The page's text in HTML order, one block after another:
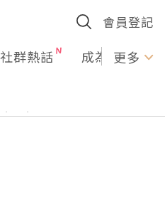
會員登記
社群熱話 成為U更多